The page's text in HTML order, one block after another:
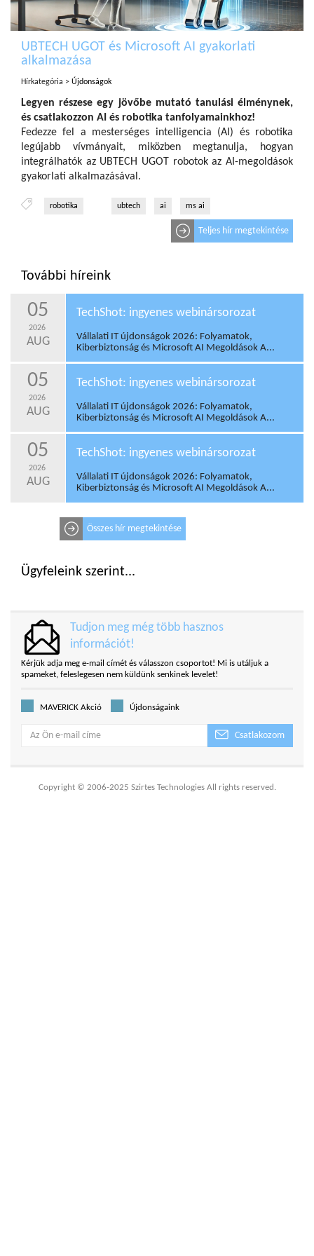
UBTECH UGOT és Microsoft AI gyakorlati
alkalmazása
Hírkategória > Újdonságok
Legyen részese egy jövőbe mutató tanulási élménynek,
és csatlakozzon AI és robotika tanfolyamainkhoz!
Fedezze fel a mesterséges intelligencia (AI) és robotika
legújabb vívmányait, miközben megtanulja, hogyan
integrálhatók az UBTECH UGOT robotok az AI-megoldások
gyakorlati alkalmazásával.
robotika ubtech ai ms ai
Teljes hír megtekintése
További híreink
05
2026
AUG
TechShot: ingyenes webinársorozat
Vállalati IT újdonságok 2026: Folyamatok,
Kiberbiztonság és Microsoft AI Megoldások A...
05
2026
AUG
TechShot: ingyenes webinársorozat
Vállalati IT újdonságok 2026: Folyamatok,
Kiberbiztonság és Microsoft AI Megoldások A...
05
2026
AUG
TechShot: ingyenes webinársorozat
Vállalati IT újdonságok 2026: Folyamatok,
Kiberbiztonság és Microsoft AI Megoldások A...
Összes hír megtekintése
Ügyfeleink szerint...
Tudjon meg még több hasznos
információt!
Kérjük adja meg e-mail címét és válasszon csoportot! Mi is utáljuk a
spameket, feleslegesen nem küldünk senkinek levelet!
MAVERICK Akció Újdonságaink
Csatlakozom
Copyright © 2006-2025 Szirtes Technologies All rights reserved.